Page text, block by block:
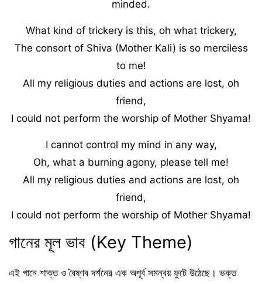
minded.
What kind of trickery is this, oh what trickery,
The consort of Shiva (Mother Kali) is so merciless
to me!
All my religious duties and actions are lost, oh
friend,
I could not perform the worship of Mother Shyama!
I cannot control my mind in any way,
Oh, what a burning agony, please tell me!
All my religious duties and actions are lost, oh
friend,
I could not perform the worship of Mother Shyama!
গানের মূল ভাব (Key Theme)
এই গানে শাক্ত ও বৈষ্ণব দর্শনের এক অপূর্ব সমন্বয় ফুটে উঠেছে। ভক্ত